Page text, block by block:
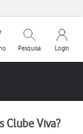
de compras
Pesquisar
Pesquisa
My
Login
Clube Viva?